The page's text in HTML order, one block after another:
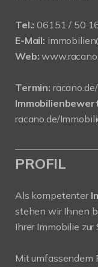
Tel.: 06151 / 50
E-Mail:
Web:
Termin:
racano.de/
PROFIL
Als kompetenter
stehen wir Ihnen
Ihrer Immobilie zur
Mit umfassendem